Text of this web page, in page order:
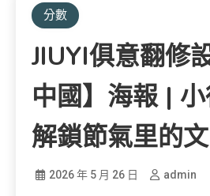
分數
JIUYI俱意翻修
中國】海報 | 小
解鎖節氣里的
2026 年 5 月 26 日 admin